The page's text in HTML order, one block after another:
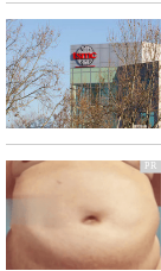
PR